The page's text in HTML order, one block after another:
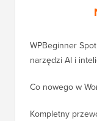
WPBeginner
narzędzi AI i
Co nowego w
Kompletny